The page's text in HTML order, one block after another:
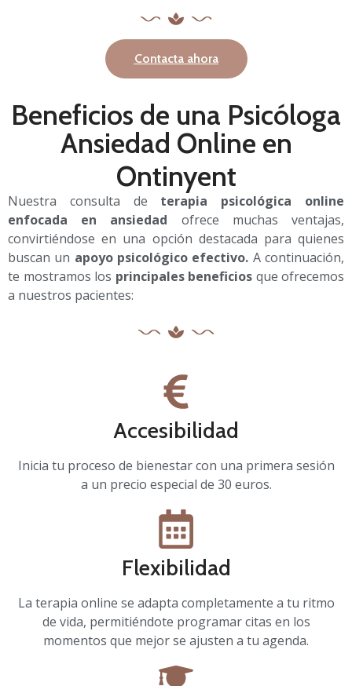
Contacta ahora
Beneficios de una Psicóloga
Ansiedad Online en
Ontinyent
Nuestra consulta de terapia psicológica online
enfocada en ansiedad ofrece muchas ventajas,
convirtiéndose en una opción destacada para quienes
buscan un apoyo psicológico efectivo. A continuación,
te mostramos los principales beneficios que ofrecemos
a nuestros pacientes:
Accesibilidad
Inicia tu proceso de bienestar con una primera sesión
a un precio especial de 30 euros.
Flexibilidad
La terapia online se adapta completamente a tu ritmo
de vida, permitiéndote programar citas en los
momentos que mejor se ajusten a tu agenda.